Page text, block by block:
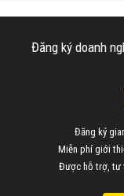
Đăng ký doanh
Đăng ký
Miễn phí giới
Được hỗ trợ, tư